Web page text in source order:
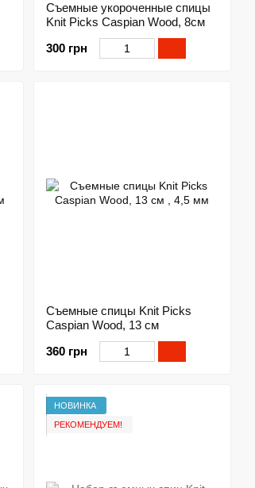
Съемные укороченные спицы
Knit Picks Caspian Wood, 8см
300 грн
Съемные спицы Knit Picks
Caspian Wood, 13 см
360 грн
НОВИНКА
РЕКОМЕНДУЕМ!